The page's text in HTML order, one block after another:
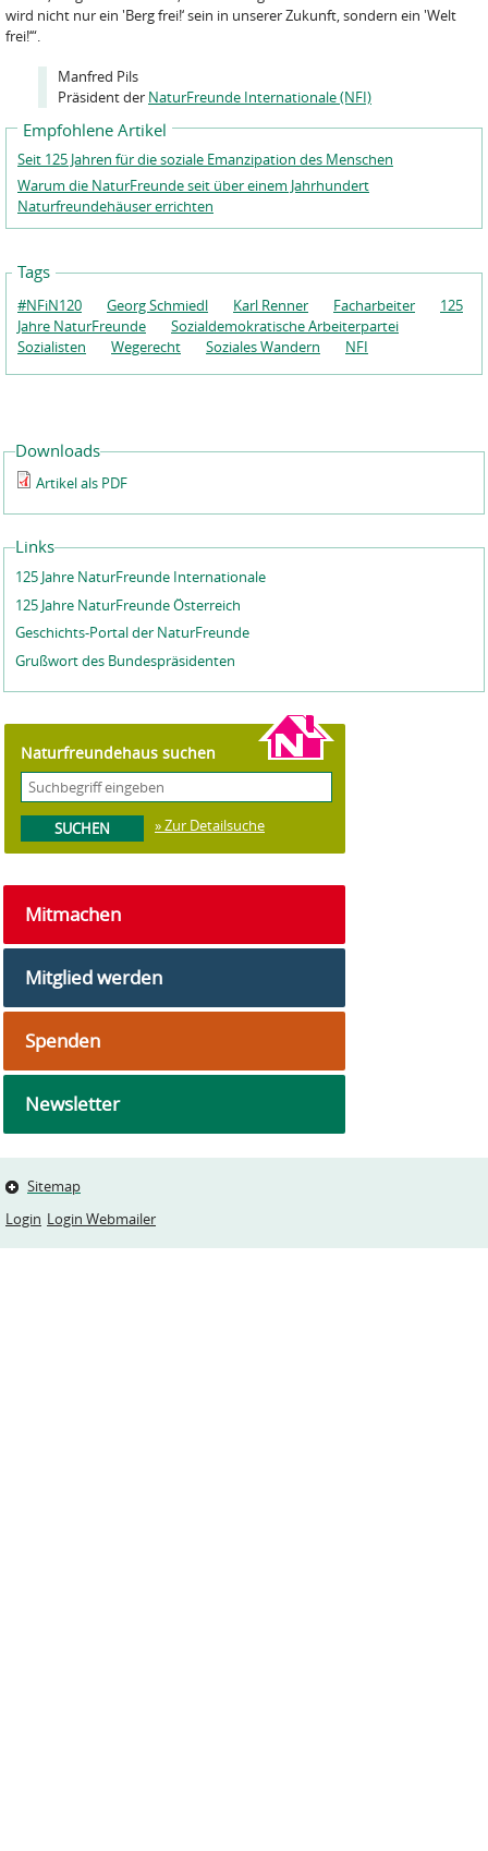
wird nicht nur ein 'Berg frei!‘ sein in unserer Zukunft, sondern ein 'Welt
frei!‘“.
Manfred Pils
Präsident der NaturFreunde Internationale (NFI)
Empfohlene Artikel
Seit 125 Jahren für die soziale Emanzipation des Menschen
Warum die NaturFreunde seit über einem Jahrhundert
Naturfreundehäuser errichten
Tags
#NFiN120 Georg Schmiedl Karl Renner Facharbeiter
125
Jahre NaturFreunde
Sozialdemokratische Arbeiterpartei
Sozialisten
Wegerecht Soziales Wandern NFI
Downloads
Artikel als PDF
Links
125 Jahre NaturFreunde Internationale
125 Jahre NaturFreunde Österreich
Geschichts-Portal der NaturFreunde
Grußwort des Bundespräsidenten
Naturfreundehaus suchen
» Zur Detailsuche
Mitmachen
Mitglied werden
Spenden
Newsletter
Sitemap
Login Login Webmailer